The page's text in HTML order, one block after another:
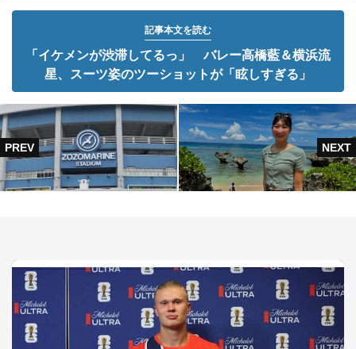
記事本文を読む
「イケメンが渋滞してるっ」 バレー高橋藍＆横浜流
星、スーツ姿のツーショットが「眩しすぎる」